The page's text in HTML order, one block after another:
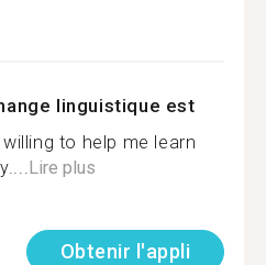
linguistique est
to help me learn
Lire plus
Obtenir l'appli